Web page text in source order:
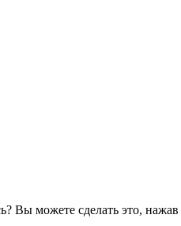
Вы можете сделать это, нажав